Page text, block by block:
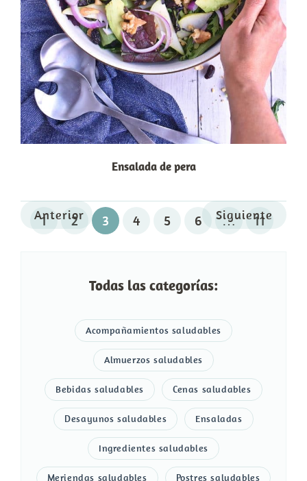
Ensalada de pera
Anterior
1 2 3 4 5 6 … 11
Siguiente
Todas las categorías:
Acompañamientos saludables
Almuerzos saludables
Bebidas saludables Cenas saludables
Desayunos saludables Ensaladas
Ingredientes saludables
Meriendas saludables Postres saludables